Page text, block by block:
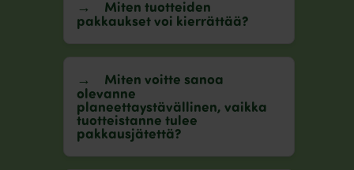
Miten tuotteiden
pakkaukset voi kierrättää?
Miten voitte sanoa
olevanne
planeettaystävällinen, vaikka
tuotteistanne tulee
pakkausjätettä?